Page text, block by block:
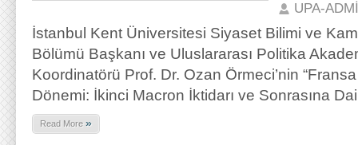
UPA-
İstanbul Kent Üniversitesi Siyaset Bilimi ve
Bölümü Başkanı ve Uluslararası Politika
Koordinatörü Prof. Dr. Ozan Örmeci’nin
Dönemi: İkinci Macron İktidarı ve Sonrasına
Read More »